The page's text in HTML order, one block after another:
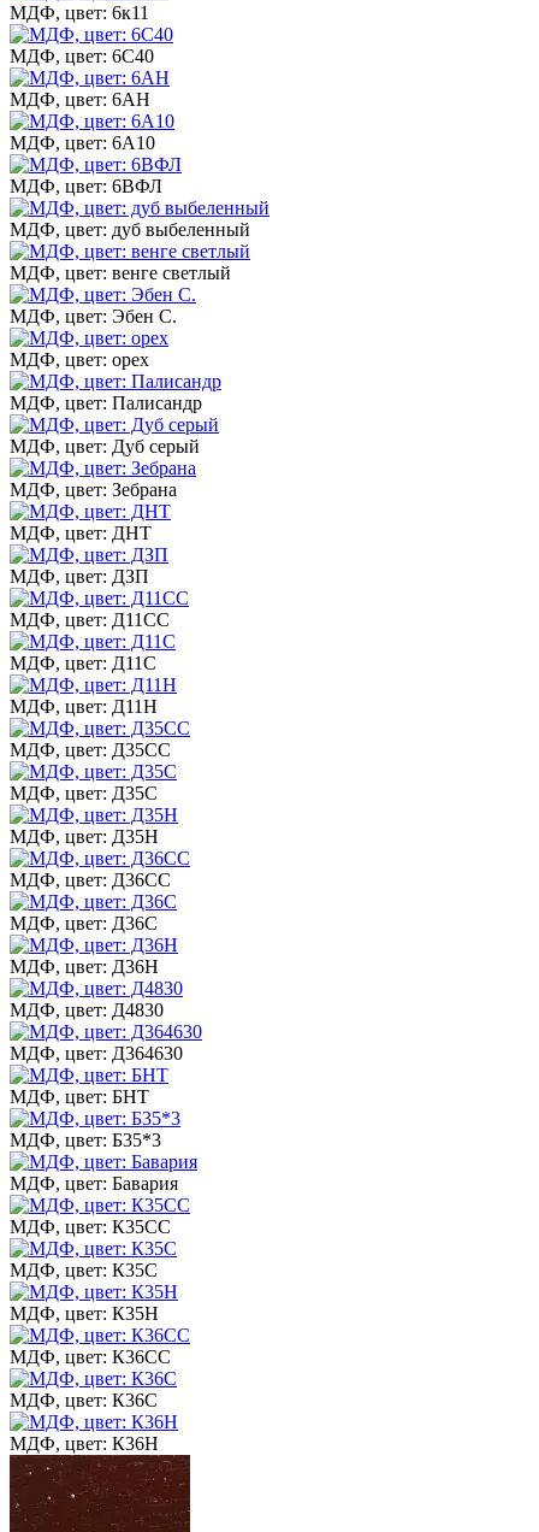
МДФ, цвет: 6к11
МДФ, цвет: 6С40
МДФ, цвет: 6АН
МДФ, цвет: 6А10
МДФ, цвет: 6ВФЛ
МДФ, цвет: дуб выбеленный
МДФ, цвет: венге светлый
МДФ, цвет: Эбен С.
МДФ, цвет: орех
МДФ, цвет: Палисандр
МДФ, цвет: Дуб серый
МДФ, цвет: Зебрана
МДФ, цвет: ДНТ
МДФ, цвет: ДЗП
МДФ, цвет: Д11СС
МДФ, цвет: Д11С
МДФ, цвет: Д11Н
МДФ, цвет: Д35СС
МДФ, цвет: Д35С
МДФ, цвет: Д35Н
МДФ, цвет: Д36СС
МДФ, цвет: Д36С
МДФ, цвет: Д36Н
МДФ, цвет: Д4830
МДФ, цвет: Д364630
МДФ, цвет: БНТ
МДФ, цвет: Б35*3
МДФ, цвет: Бавария
МДФ, цвет: К35СС
МДФ, цвет: К35С
МДФ, цвет: К35Н
МДФ, цвет: К36СС
МДФ, цвет: К36С
МДФ, цвет: К36Н